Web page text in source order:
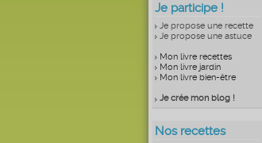
Je participe !
Je propose une recette
Je propose une astuce
Mon livre recettes
Mon livre jardin
Mon livre bien-être
Je crée mon blog !
Nos recettes